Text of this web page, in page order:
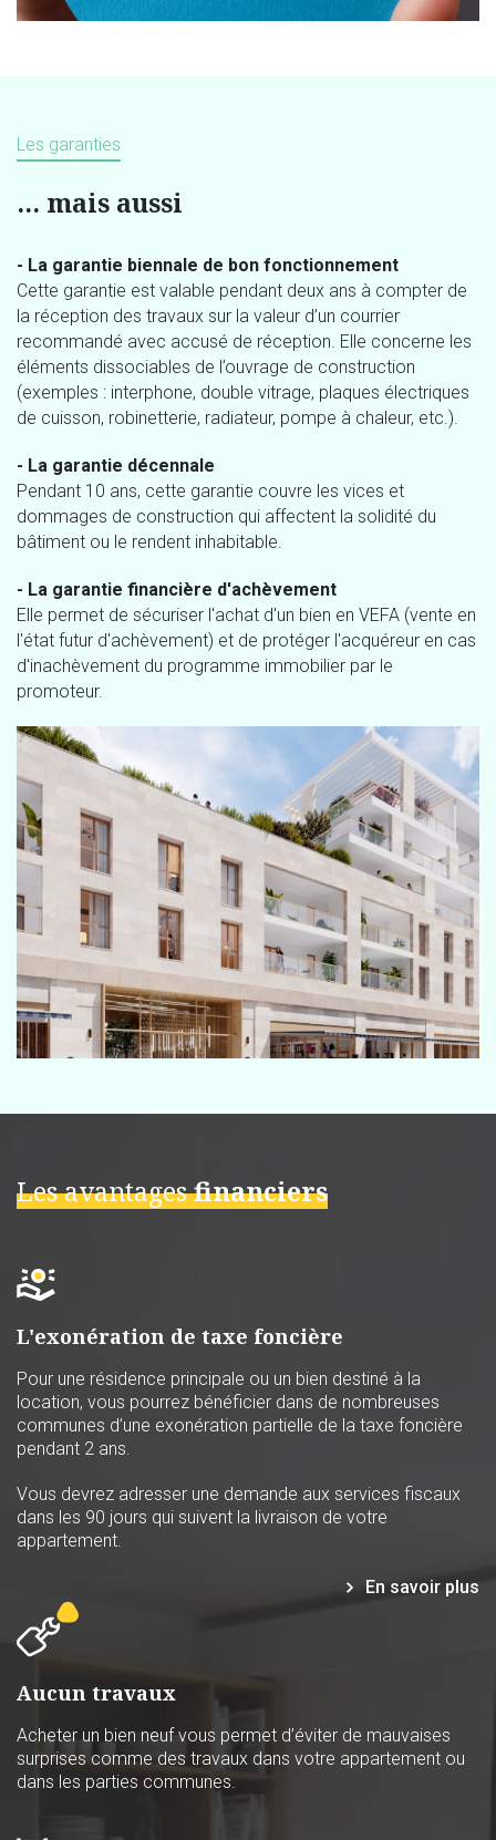
Les garanties
… mais aussi
- La garantie biennale de bon fonctionnement
Cette garantie est valable pendant deux ans à compter de
la réception des travaux sur la valeur d’un courrier
recommandé avec accusé de réception. Elle concerne les
éléments dissociables de l’ouvrage de construction
(exemples : interphone, double vitrage, plaques électriques
de cuisson, robinetterie, radiateur, pompe à chaleur, etc.).
- La garantie décennale
Pendant 10 ans, cette garantie couvre les vices et
dommages de construction qui affectent la solidité du
bâtiment ou le rendent inhabitable.
- La garantie financière d'achèvement
Elle permet de sécuriser l'achat d'un bien en VEFA (vente en
l'état futur d'achèvement) et de protéger l'acquéreur en cas
d'inachèvement du programme immobilier par le
promoteur.
Les avantagesfinanciers
L'exonération de taxe foncière
Pour une résidence principale ou un bien destiné à la
location, vous pourrez bénéficier dans de nombreuses
communes d’une exonération partielle de la taxe foncière
pendant 2 ans.
Vous devrez adresser une demande aux services fiscaux
dans les 90 jours qui suivent la livraison de votre
appartement.
En savoir plus
Aucun travaux
Acheter un bien neuf vous permet d’éviter de mauvaises
surprises comme des travaux dans votre appartement ou
dans les parties communes.